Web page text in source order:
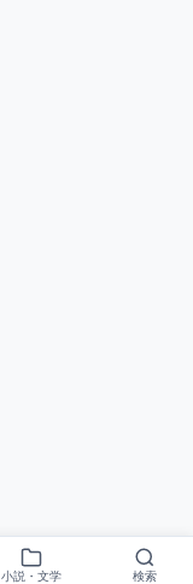
小説・文学 検索